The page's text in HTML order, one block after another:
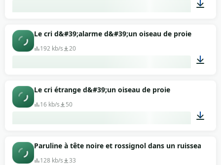
15:42
Le cri d&#39;alarme d&#39;un oiseau de proie
192 kb/s 20
Le cri étrange d&#39;un oiseau de proie
16 kb/s 50
00:03
Paruline à tête noire et rossignol dans un ruisseau
128 kb/s 33